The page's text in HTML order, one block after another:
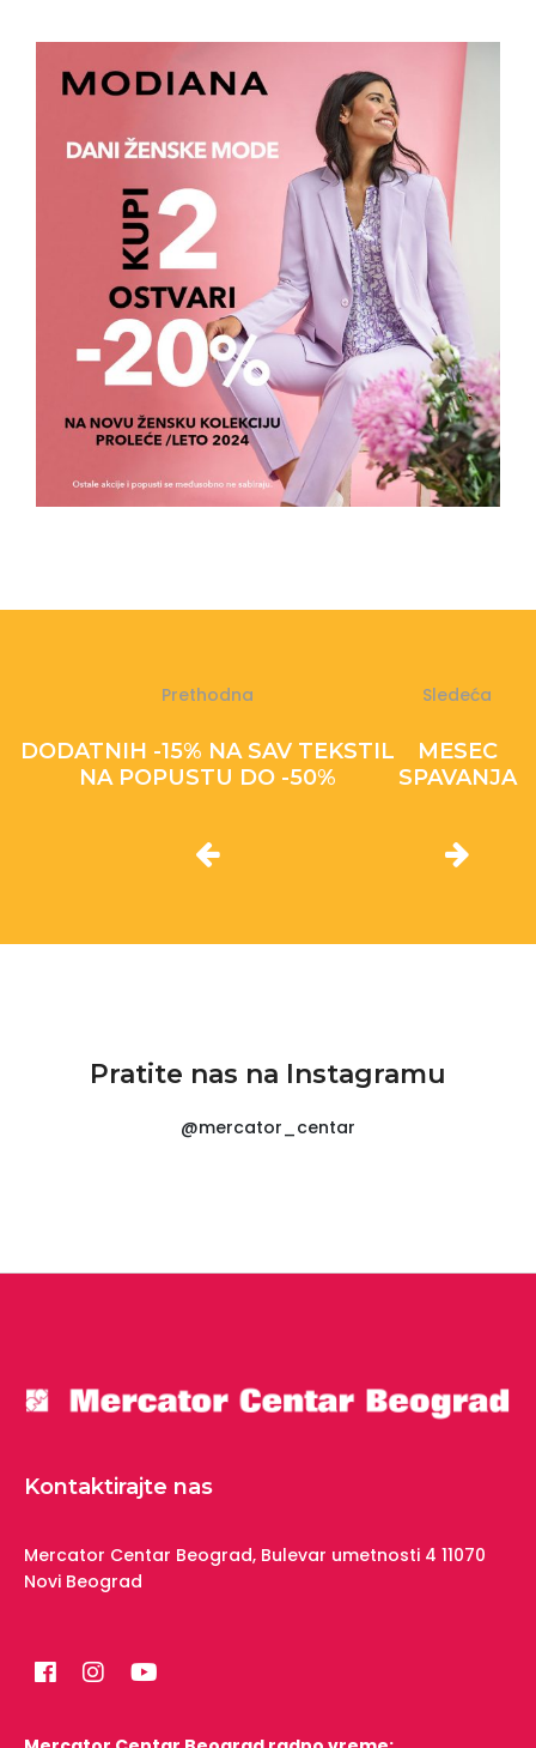
Prethodna
DODATNIH -15% NA SAV TEKSTIL
NA POPUSTU DO -50%
Sledeća
MESEC
SPAVANJA
Pratite nas na Instagramu
@mercator_centar
Kontaktirajte nas
Mercator Centar Beograd, Bulevar umetnosti 4 11070
Novi Beograd